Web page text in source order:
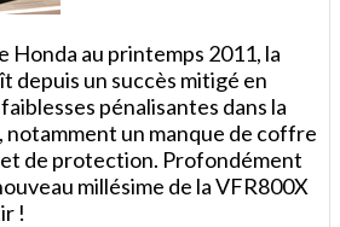
Honda au printemps 2011, la
depuis un succès mitigé en
pénalisantes dans la
notamment un manque de coffre
de protection. Profondément
millésime de la VFR800X
!